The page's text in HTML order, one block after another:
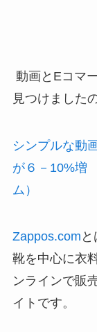
動画とEコマ
見つけました
シンプルな動
が６－10%増
ム）
Zappos.com と
靴を中心に衣
ンラインで販
イトです。